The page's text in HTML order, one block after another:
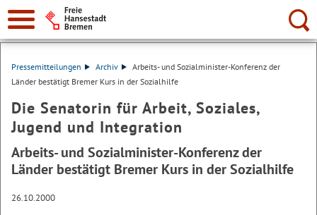
Suche:
Pressemitteilungen Archiv
Arbeits- und Sozialminister-Konferenz der
Länder bestätigt Bremer Kurs in der Sozialhilfe
Die Senatorin für Arbeit, Soziales,
Jugend und Integration
Arbeits- und Sozialminister-Konferenz der
Länder bestätigt Bremer Kurs in der Sozialhilfe
26.10.2000